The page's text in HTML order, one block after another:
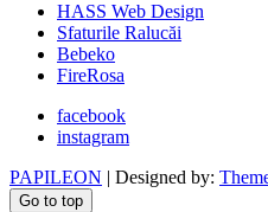
HASS Web Design
Sfaturile Ralucăi
Bebeko
FireRosa
facebook
instagram
PAPILEON | Designed by:
Go to top